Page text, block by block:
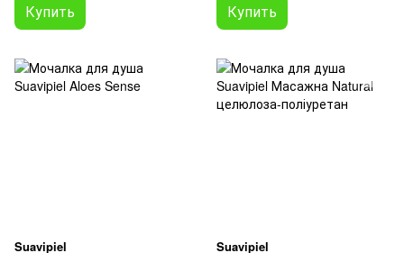
Купить Купить
Suavipiel Suavipiel